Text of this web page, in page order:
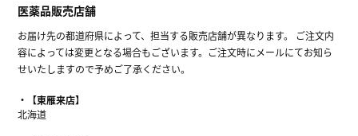
医薬品販売店舗
お届け先の都道府県によって、担当する販売店舗が異なります。 ご注文内
容によっては変更となる場合もございます。ご注文時にメールにてお知ら
せいたしますので予めご了承ください。
【東雁来店】
北海道